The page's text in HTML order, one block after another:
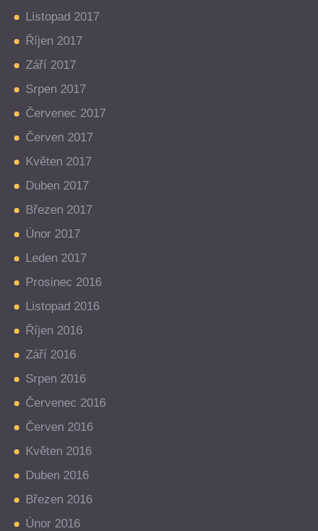
Listopad 2017
Říjen 2017
Září 2017
Srpen 2017
Červenec 2017
Červen 2017
Květen 2017
Duben 2017
Březen 2017
Únor 2017
Leden 2017
Prosinec 2016
Listopad 2016
Říjen 2016
Září 2016
Srpen 2016
Červenec 2016
Červen 2016
Květen 2016
Duben 2016
Březen 2016
Únor 2016